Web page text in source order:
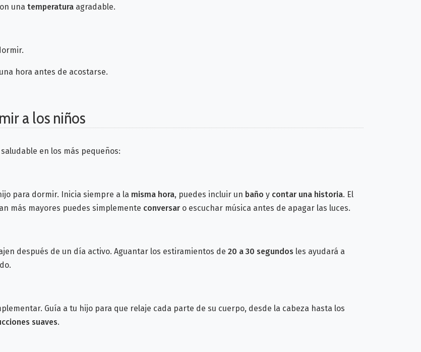
una temperatura agradable.
hora antes de acostarse.
a los niños
en los más pequeños:
para dormir. Inicia siempre a la misma hora, puedes incluir un baño y contar una historia. El
más mayores puedes simplemente conversar o escuchar música antes de apagar las luces.
después de un día activo. Aguantar los estiramientos de 20 a 30 segundos les ayudará a
Guía a tu hijo para que relaje cada parte de su cuerpo, desde la cabeza hasta los
suaves.